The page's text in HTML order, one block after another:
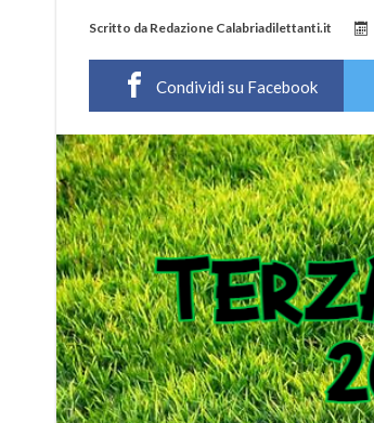
Scritto da Redazione Calabriadilettanti.it
Condividi su Facebook